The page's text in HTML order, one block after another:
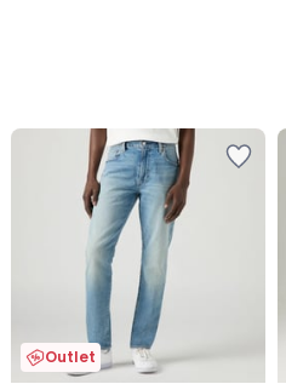
Outlet